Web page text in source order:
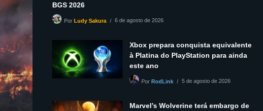
BGS 2026
PorLudy Sakura 6 de agosto de 2026
Xbox prepara conquista equivalente
à Platina do PlayStation para ainda
este ano
PorRodLink 5 de agosto de 2026
Marvel’s Wolverine terá embargo de